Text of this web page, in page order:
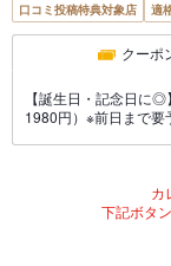
口コミ投稿特典対象店 適
クーポ
【誕生日・記念日に
1980円）※前日まで要
カ
下記ボタ